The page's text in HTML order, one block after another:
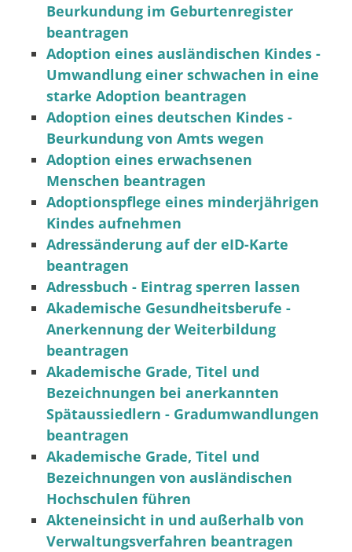
Beurkundung im Geburtenregister
beantragen
Adoption eines ausländischen Kindes -
Umwandlung einer schwachen in eine
starke Adoption beantragen
Adoption eines deutschen Kindes -
Beurkundung von Amts wegen
Adoption eines erwachsenen
Menschen beantragen
Adoptionspflege eines minderjährigen
Kindes aufnehmen
Adressänderung auf der eID-Karte
beantragen
Adressbuch - Eintrag sperren lassen
Akademische Gesundheitsberufe -
Anerkennung der Weiterbildung
beantragen
Akademische Grade, Titel und
Bezeichnungen bei anerkannten
Spätaussiedlern - Gradumwandlungen
beantragen
Akademische Grade, Titel und
Bezeichnungen von ausländischen
Hochschulen führen
Akteneinsicht in und außerhalb von
Verwaltungsverfahren beantragen